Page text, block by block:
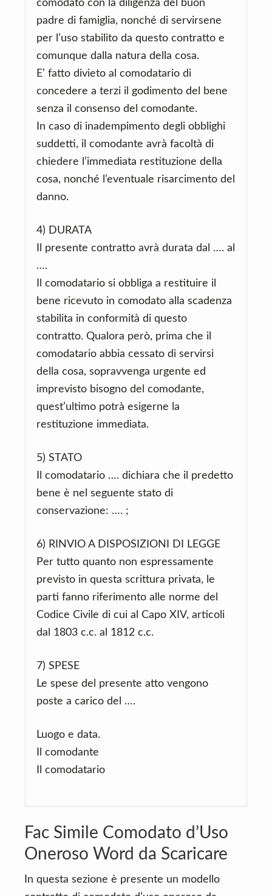
comodato con la diligenza del buon
padre di famiglia, nonché di servirsene
per l’uso stabilito da questo contratto e
comunque dalla natura della cosa.
E’ fatto divieto al comodatario di
concedere a terzi il godimento del bene
senza il consenso del comodante.
In caso di inadempimento degli obblighi
suddetti, il comodante avrà facoltà di
chiedere l’immediata restituzione della
cosa, nonché l’eventuale risarcimento del
danno.
4) DURATA
Il presente contratto avrà durata dal …. al
….
Il comodatario si obbliga a restituire il
bene ricevuto in comodato alla scadenza
stabilita in conformità di questo
contratto. Qualora però, prima che il
comodatario abbia cessato di servirsi
della cosa, sopravvenga urgente ed
imprevisto bisogno del comodante,
quest’ultimo potrà esigerne la
restituzione immediata.
5) STATO
Il comodatario …. dichiara che il predetto
bene è nel seguente stato di
conservazione: …. ;
6) RINVIO A DISPOSIZIONI DI LEGGE
Per tutto quanto non espressamente
previsto in questa scrittura privata, le
parti fanno riferimento alle norme del
Codice Civile di cui al Capo XIV, articoli
dal 1803 c.c. al 1812 c.c.
7) SPESE
Le spese del presente atto vengono
poste a carico del ….
Luogo e data.
Il comodante
Il comodatario
Fac Simile Comodato d’Uso
Oneroso Word da Scaricare
In questa sezione è presente un modello